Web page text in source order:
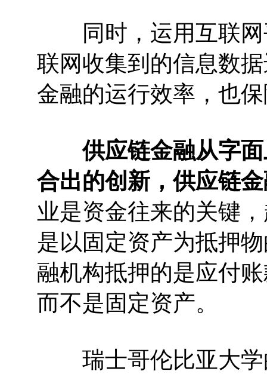
同时，运用互联网
联网收集到的信息数
金融的运行效率，也
供应链金融从字
合出的创新，供应链
业是资金往来的关键
是以固定资产为抵押
融机构抵押的是应付
而不是固定资产。
瑞士哥伦比亚大学